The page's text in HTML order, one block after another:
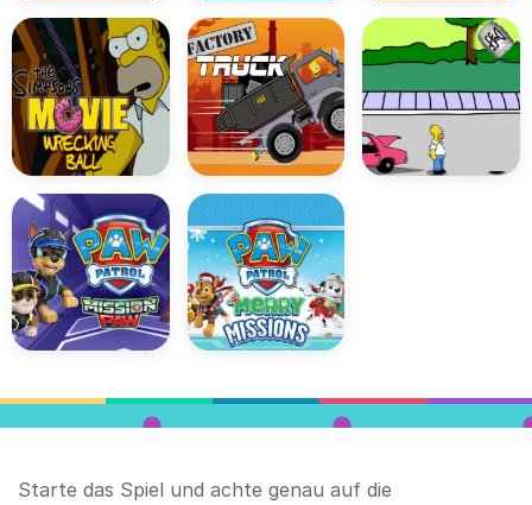
Starte das Spiel und achte genau auf die